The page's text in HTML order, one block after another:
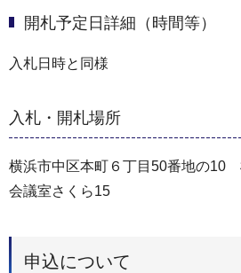
開札予定日詳細（時間等）
入札日時と同様
入札・開札場所
横浜市中区本町６丁目50番地の
会議室さくら15
申込について